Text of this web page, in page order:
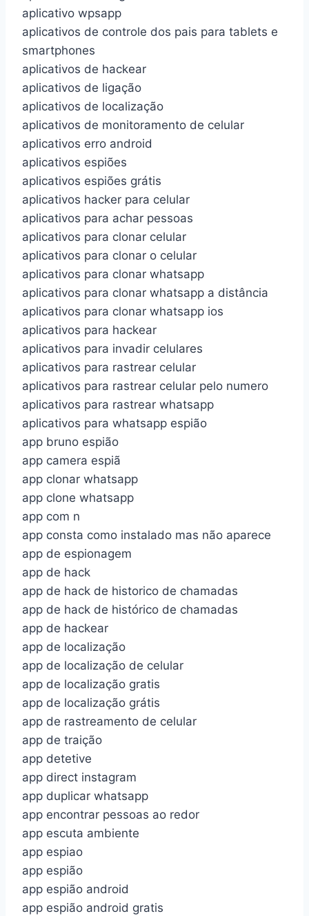
aplicativo wpsapp
aplicativos de controle dos pais para tablets e
smartphones
aplicativos de hackear
aplicativos de ligação
aplicativos de localização
aplicativos de monitoramento de celular
aplicativos erro android
aplicativos espiões
aplicativos espiões grátis
aplicativos hacker para celular
aplicativos para achar pessoas
aplicativos para clonar celular
aplicativos para clonar o celular
aplicativos para clonar whatsapp
aplicativos para clonar whatsapp a distância
aplicativos para clonar whatsapp ios
aplicativos para hackear
aplicativos para invadir celulares
aplicativos para rastrear celular
aplicativos para rastrear celular pelo numero
aplicativos para rastrear whatsapp
aplicativos para whatsapp espião
app bruno espião
app camera espiã
app clonar whatsapp
app clone whatsapp
app com n
app consta como instalado mas não aparece
app de espionagem
app de hack
app de hack de historico de chamadas
app de hack de histórico de chamadas
app de hackear
app de localização
app de localização de celular
app de localização gratis
app de localização grátis
app de rastreamento de celular
app de traição
app detetive
app direct instagram
app duplicar whatsapp
app encontrar pessoas ao redor
app escuta ambiente
app espiao
app espião
app espião android
app espião android gratis